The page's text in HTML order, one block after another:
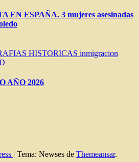
EN ESPAÑA. 3 mujeres asesinadas
HISTORICAS inmigracion
AÑO 2026
| Tema: Newses de Themeansar.